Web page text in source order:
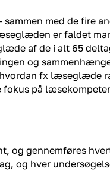
med de fire
er faldet
af de i alt 65
og
hvordan fx læseglæde
fokus på
og gennemføres
og hver